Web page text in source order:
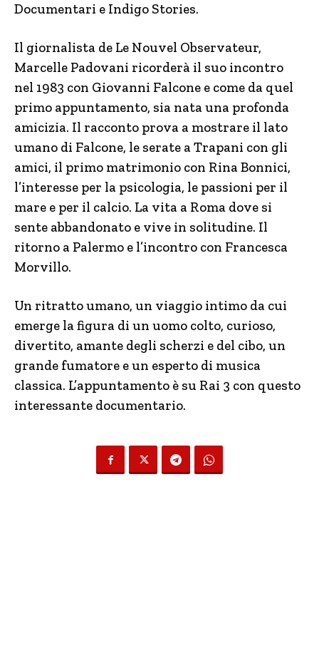
Documentari e Indigo Stories.
Il giornalista de Le Nouvel Observateur,
Marcelle Padovani ricorderà il suo incontro
nel 1983 con Giovanni Falcone e come da quel
primo appuntamento, sia nata una profonda
amicizia. Il racconto prova a mostrare il lato
umano di Falcone, le serate a Trapani con gli
amici, il primo matrimonio con Rina Bonnici,
l’interesse per la psicologia, le passioni per il
mare e per il calcio. La vita a Roma dove si
sente abbandonato e vive in solitudine. Il
ritorno a Palermo e l’incontro con Francesca
Morvillo.
Un ritratto umano, un viaggio intimo da cui
emerge la figura di un uomo colto, curioso,
divertito, amante degli scherzi e del cibo, un
grande fumatore e un esperto di musica
classica. L’appuntamento è su Rai 3 con questo
interessante documentario.